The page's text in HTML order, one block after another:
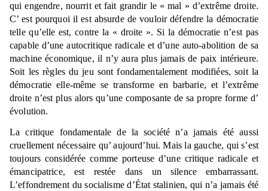
qui engendre, nourrit et fait grandir le « mal » d’extrême droite.
C’ est pourquoi il est absurde de vouloir défendre la démocratie
telle qu’elle est, contre la « droite ». Si la démocratie n’est pas
capable d’une autocritique radicale et d’une auto-abolition de sa
machine économique, il n’y aura plus jamais de paix intérieure.
Soit les règles du jeu sont fondamentalement modifiées, soit la
démocratie elle-même se transforme en barbarie, et l’extrême
droite n’est plus alors qu’une composante de sa propre forme d’
évolution.
La critique fondamentale de la société n’a jamais été aussi
cruellement nécessaire qu’ aujourd’hui. Mais la gauche, qui s’est
toujours considérée comme porteuse d’une critique radicale et
émancipatrice, est restée dans un silence embarrassant.
L’effondrement du socialisme d’État stalinien, qui n’a jamais été